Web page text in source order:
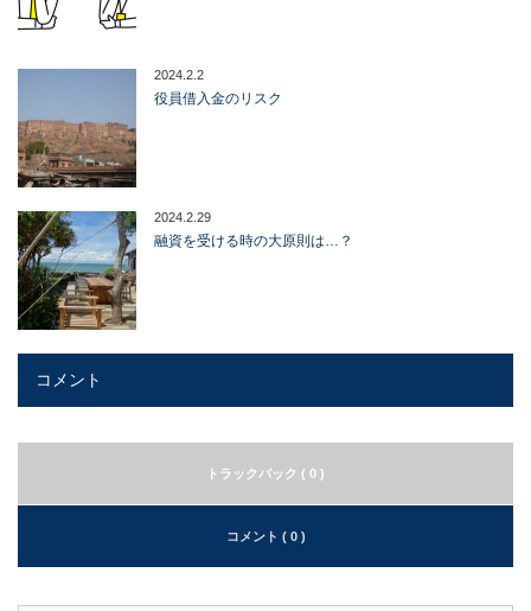
2024.2.2
役員借入金のリスク
2024.2.29
融資を受ける時の大原則は…？
コメント
トラックバック ( 0 )
コメント ( 0 )